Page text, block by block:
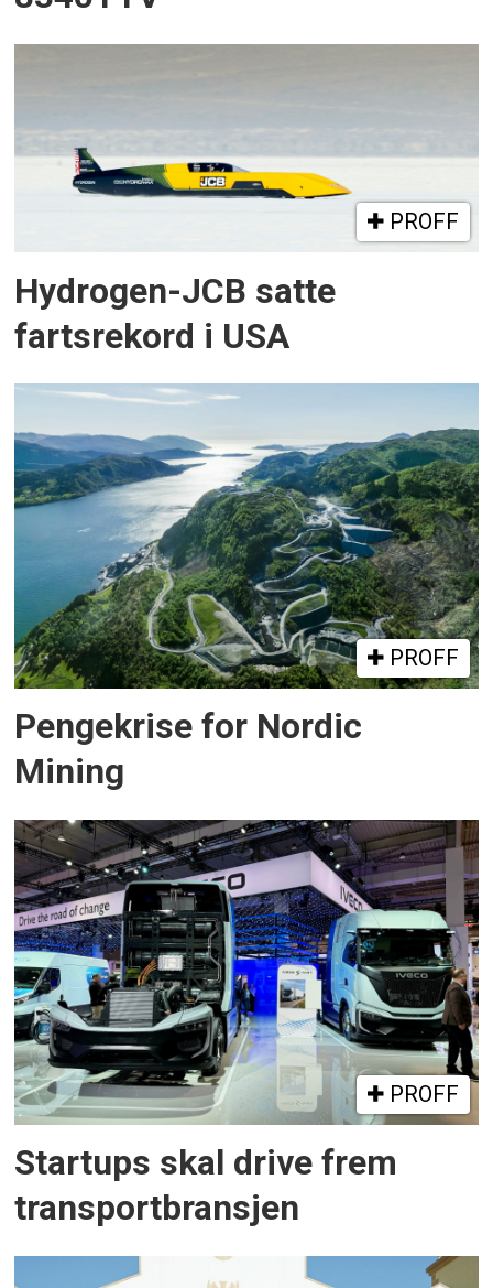
PROFF
Hydrogen-JCB satte
fartsrekord i USA
PROFF
Pengekrise for Nordic
Mining
PROFF
Startups skal drive frem
transportbransjen